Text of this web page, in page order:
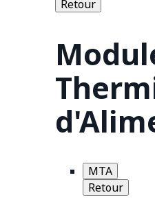
Retour
MTA
Retour